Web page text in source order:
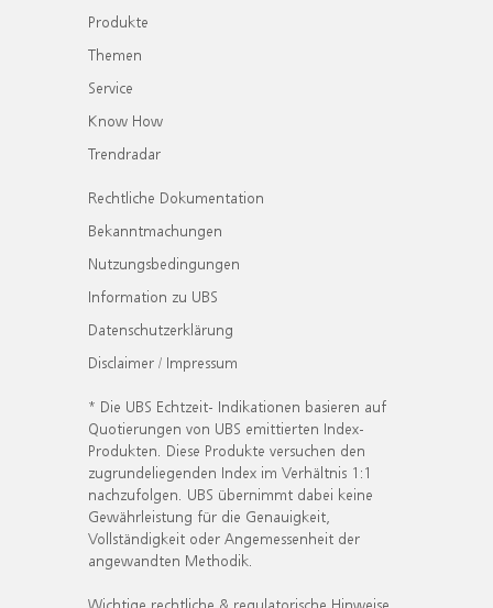
Produkte
Themen
Service
Know How
Trendradar
Rechtliche Dokumentation
Bekanntmachungen
Nutzungsbedingungen
Information zu UBS
Datenschutzerklärung
Disclaimer / Impressum
* Die UBS Echtzeit- Indikationen basieren auf
Quotierungen von UBS emittierten Index-
Produkten. Diese Produkte versuchen den
zugrundeliegenden Index im Verhältnis 1:1
nachzufolgen. UBS übernimmt dabei keine
Gewährleistung für die Genauigkeit,
Vollständigkeit oder Angemessenheit der
angewandten Methodik.